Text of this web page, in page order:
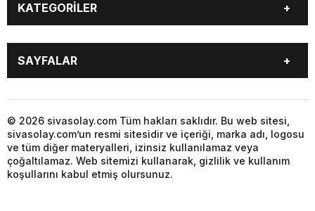
KATEGORİLER
GÜNDEM
SPOR
YEREL HABERLER
SAYFALAR
KÜNYE
İLETİŞİM
© 2026 sivasolay.com Tüm hakları saklıdır. Bu web sitesi,
sivasolay.com’un resmi sitesidir ve içeriği, marka adı, logosu
ve tüm diğer materyalleri, izinsiz kullanılamaz veya
çoğaltılamaz. Web sitemizi kullanarak, gizlilik ve kullanım
koşullarını kabul etmiş olursunuz.